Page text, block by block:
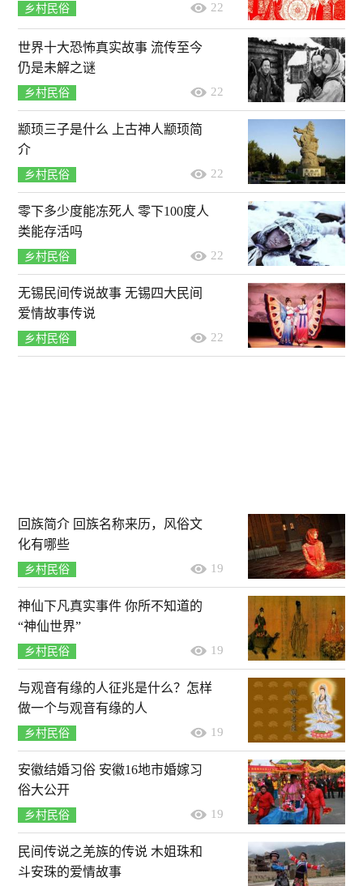
乡村民俗 22
世界十大恐怖真实故事 流传至今
仍是未解之谜
乡村民俗 22
颛顼三子是什么 上古神人颛顼简
介
乡村民俗 22
零下多少度能冻死人 零下100度人
类能存活吗
乡村民俗 22
无锡民间传说故事 无锡四大民间
爱情故事传说
乡村民俗 22
回族简介 回族名称来历，风俗文
化有哪些
乡村民俗 19
神仙下凡真实事件 你所不知道的
“神仙世界”
乡村民俗 19
与观音有缘的人征兆是什么？怎样
做一个与观音有缘的人
乡村民俗 19
安徽结婚习俗 安徽16地市婚嫁习
俗大公开
乡村民俗 19
民间传说之羌族的传说 木姐珠和
斗安珠的爱情故事